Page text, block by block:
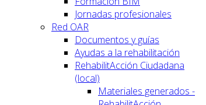
Jornadas profesionales
Red OAR
Documentos y guías
Ayudas a la rehabilitación
RehabilitAcción Ciudadana
(local)
Materiales generados -